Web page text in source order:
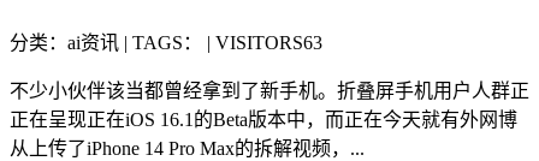
分类：ai资讯 | TAGS： | VISITORS63
不少小伙伴该当都曾经拿到了新手机。折叠屏手机用户人群正
正在呈现正在iOS 16.1的Beta版本中，而正在今天就有外网博
从上传了iPhone 14 Pro Max的拆解视频，...